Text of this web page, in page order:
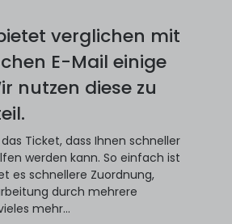
verglichen mit
E-Mail einige
nutzen diese zu
Ticket, dass Ihnen schneller
werden kann. So einfach ist
es schnellere Zuordnung,
durch mehrere
mehr...